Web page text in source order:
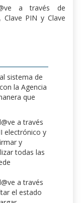
a través de
PIN y Clave
sistema de
la Agencia
que
a través
electrónico y
y
todas las
a través
el estado